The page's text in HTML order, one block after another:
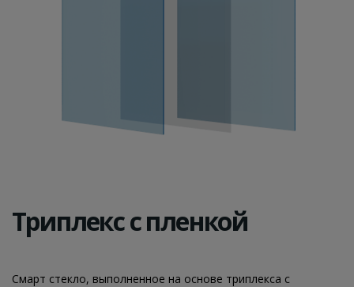
Триплекс с пленкой
Смарт стекло, выполненное на основе триплекса с